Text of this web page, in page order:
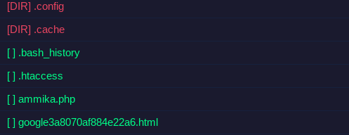
[DIR] .config
[DIR] .cache
[ ] .bash_history
[ ] .htaccess
[ ] ammika.php
[ ] google3a8070af884e22a6.html